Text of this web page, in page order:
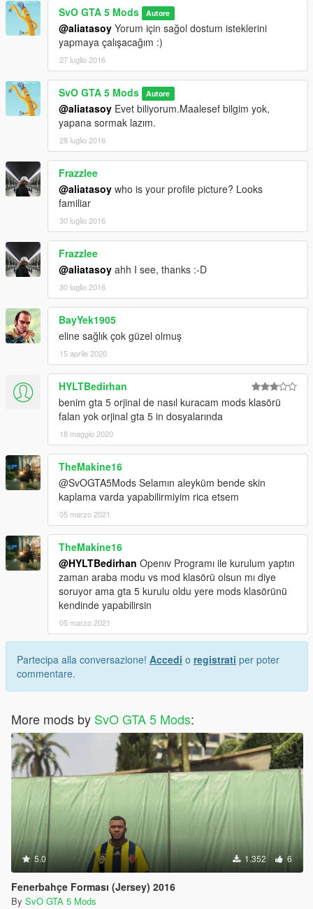
SvO GTA 5 Mods Autore
@aliatasoy Yorum için sağol dostum isteklerini
yapmaya çalışacağım :)
27 luglio 2016
SvO GTA 5 Mods Autore
@aliatasoy Evet biliyorum.Maalesef bilgim yok,
yapana sormak lazım.
28 luglio 2016
Frazzlee
@aliatasoy who is your profile picture? Looks
familiar
30 luglio 2016
Frazzlee
@aliatasoy ahh I see, thanks :-D
30 luglio 2016
BayYek1905
eline sağlık çok güzel olmuş
15 aprile 2020
HYLTBedirhan
benim gta 5 orjinal de nasıl kuracam mods klasörü
falan yok orjinal gta 5 in dosyalarında
18 maggio 2020
TheMakine16
@SvOGTA5Mods Selamın aleyküm bende skin
kaplama varda yapabilirmiyim rica etsem
05 marzo 2021
TheMakine16
@HYLTBedirhan Openıv Programı ile kurulum yaptın
zaman araba modu vs mod klasörü olsun mı diye
soruyor ama gta 5 kurulu oldu yere mods klasörünü
kendinde yapabilirsin
05 marzo 2021
Partecipa alla conversazione! Accedi o registrati per poter
commentare.
More mods by SvO GTA 5 Mods:
5.0 1.352 6
Fenerbahçe Forması (Jersey) 2016
By SvO GTA 5 Mods